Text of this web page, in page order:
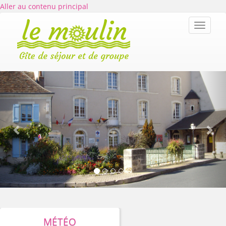
Aller au contenu principal
Toggle
Previous
MÉTÉO